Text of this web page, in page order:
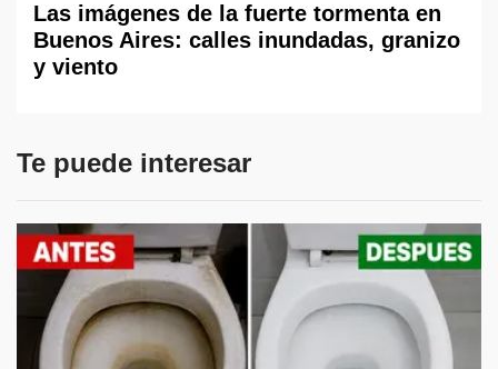
Las imágenes de la fuerte tormenta en
Buenos Aires: calles inundadas, granizo
y viento
Te puede interesar